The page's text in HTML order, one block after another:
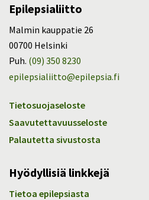
Epilepsialiitto
Malmin kauppatie 26
00700 Helsinki
Puh. (09) 350 8230
epilepsialiitto@epilepsia.fi
Tietosuojaseloste
Saavutettavuusseloste
Palautetta sivustosta
Hyödyllisiä linkkejä
Tietoa epilepsiasta